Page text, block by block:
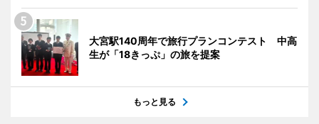
大宮駅140周年で旅行プランコンテスト 中高
生が「18きっぷ」の旅を提案
もっと見る